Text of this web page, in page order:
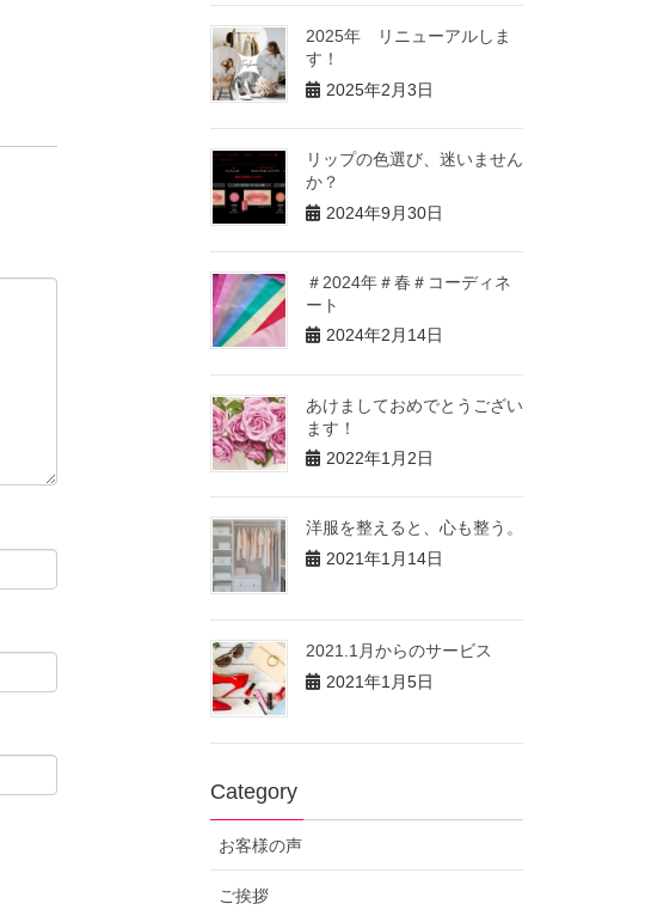
2025年 リニューアルしま
す！
2025年2月3日
リップの色選び、迷いません
か？
2024年9月30日
＃2024年＃春＃コーディネ
ート
2024年2月14日
あけましておめでとうござい
ます！
2022年1月2日
洋服を整えると、心も整う。
2021年1月14日
2021.1月からのサービス
2021年1月5日
Category
お客様の声
ご挨拶